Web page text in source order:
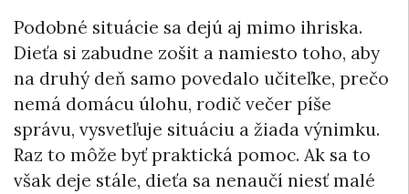
Podobné situácie sa dejú aj mimo ihriska.
Dieťa si zabudne zošit a namiesto toho, aby
na druhý deň samo povedalo učiteľke, prečo
nemá domácu úlohu, rodič večer píše
správu, vysvetľuje situáciu a žiada výnimku.
Raz to môže byť praktická pomoc. Ak sa to
však deje stále, dieťa sa nenaučí niesť malé